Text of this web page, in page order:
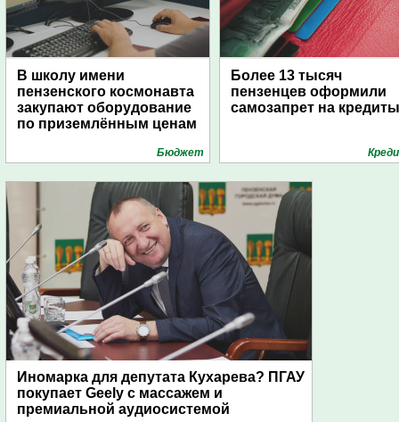
В школу имени
пензенского космонавта
закупают оборудование
по приземлённым ценам
Бюджет
Более 13 тысяч
пензенцев оформили
самозапрет на кредиты
Иномарка для депутата Кухарева? ПГАУ
покупает Geely с массажем и
премиальной аудиосистемой